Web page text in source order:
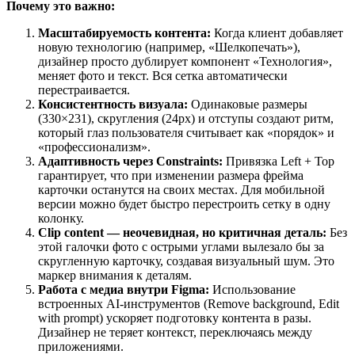
Почему это важно:
Масштабируемость контента: Когда клиент добавляет
новую технологию (например, «Шелкопечать»),
дизайнер просто дублирует компонент «Технология»,
меняет фото и текст. Вся сетка автоматически
перестраивается.
Консистентность визуала: Одинаковые размеры
(330×231), скругления (24px) и отступы создают ритм,
который глаз пользователя считывает как «порядок» и
«профессионализм».
Адаптивность через Constraints: Привязка Left + Top
гарантирует, что при изменении размера фрейма
карточки останутся на своих местах. Для мобильной
версии можно будет быстро перестроить сетку в одну
колонку.
Clip content — неочевидная, но критичная деталь: Без
этой галочки фото с острыми углами вылезало бы за
скругленную карточку, создавая визуальный шум. Это
маркер внимания к деталям.
Работа с медиа внутри Figma: Использование
встроенных AI-инструментов (Remove background, Edit
with prompt) ускоряет подготовку контента в разы.
Дизайнер не теряет контекст, переключаясь между
приложениями.